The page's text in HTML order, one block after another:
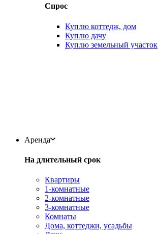
Спрос
Куплю коттедж, дом
Куплю дачу
Куплю земельный участок
Аренда
На длительный срок
Квартиры
1-комнатные
2-комнатные
3-комнатные
Комнаты
Дома, коттеджи, усадьбы